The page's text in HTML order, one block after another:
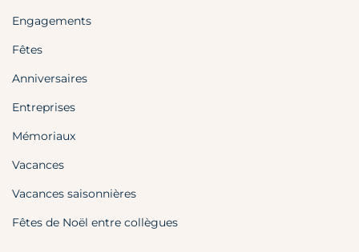
Engagements
Fêtes
Anniversaires
Entreprises
Mémoriaux
Vacances
Vacances saisonnières
Fêtes de Noël entre collègues